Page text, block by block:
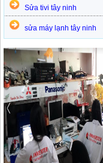
Sửa tivi tây ninh
sửa máy lạnh tây ninh